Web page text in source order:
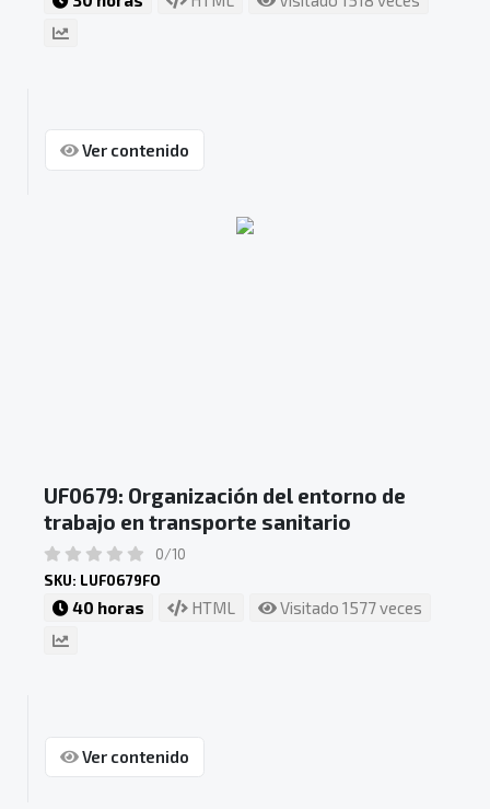
Ver contenido
UF0679: Organización del entorno de
trabajo en transporte sanitario
0/10
SKU: LUF0679FO
40 horas HTML Visitado 1577 veces
Ver contenido